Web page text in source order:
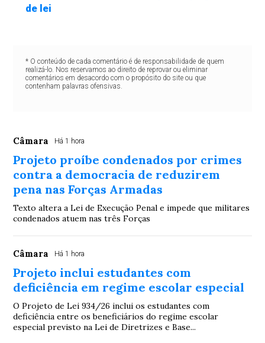
de lei
* O conteúdo de cada comentário é de responsabilidade de quem
realizá-lo. Nos reservamos ao direito de reprovar ou eliminar
comentários em desacordo com o propósito do site ou que
contenham palavras ofensivas.
Câmara Há 1 hora
Projeto proíbe condenados por crimes
contra a democracia de reduzirem
pena nas Forças Armadas
Texto altera a Lei de Execução Penal e impede que militares
condenados atuem nas três Forças
Câmara Há 1 hora
Projeto inclui estudantes com
deficiência em regime escolar especial
O Projeto de Lei 934/26 inclui os estudantes com
deficiência entre os beneficiários do regime escolar
especial previsto na Lei de Diretrizes e Base...